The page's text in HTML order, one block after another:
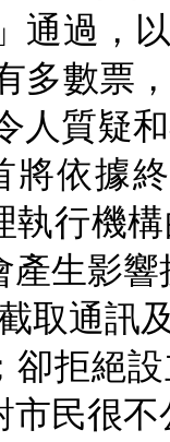
通過，
多數票
人質疑
將依據
執行機
產生影
取通訊
卻拒絕
市民很不